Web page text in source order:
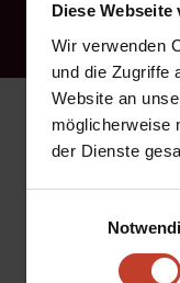
Diese
Wir verwenden
und die Zugriffe
Website an
möglicherweise
der Dienste
Am 3.
Wie jedes
Einlass ist
Frauen